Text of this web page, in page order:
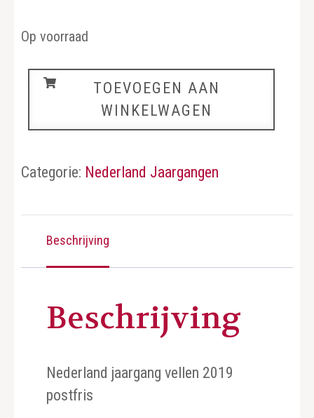
Op voorraad
Nederland
aantal
TOEVOEGEN AAN
WINKELWAGEN
Categorie: Nederland Jaargangen
Beschrijving
Beschrijving
Nederland jaargang vellen 2019
postfris